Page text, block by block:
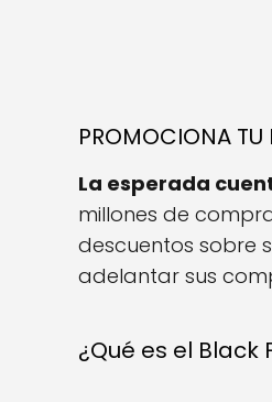
PROMOCIONA
La esperada
millones de
descuentos sobre
adelantar sus
¿Qué es el